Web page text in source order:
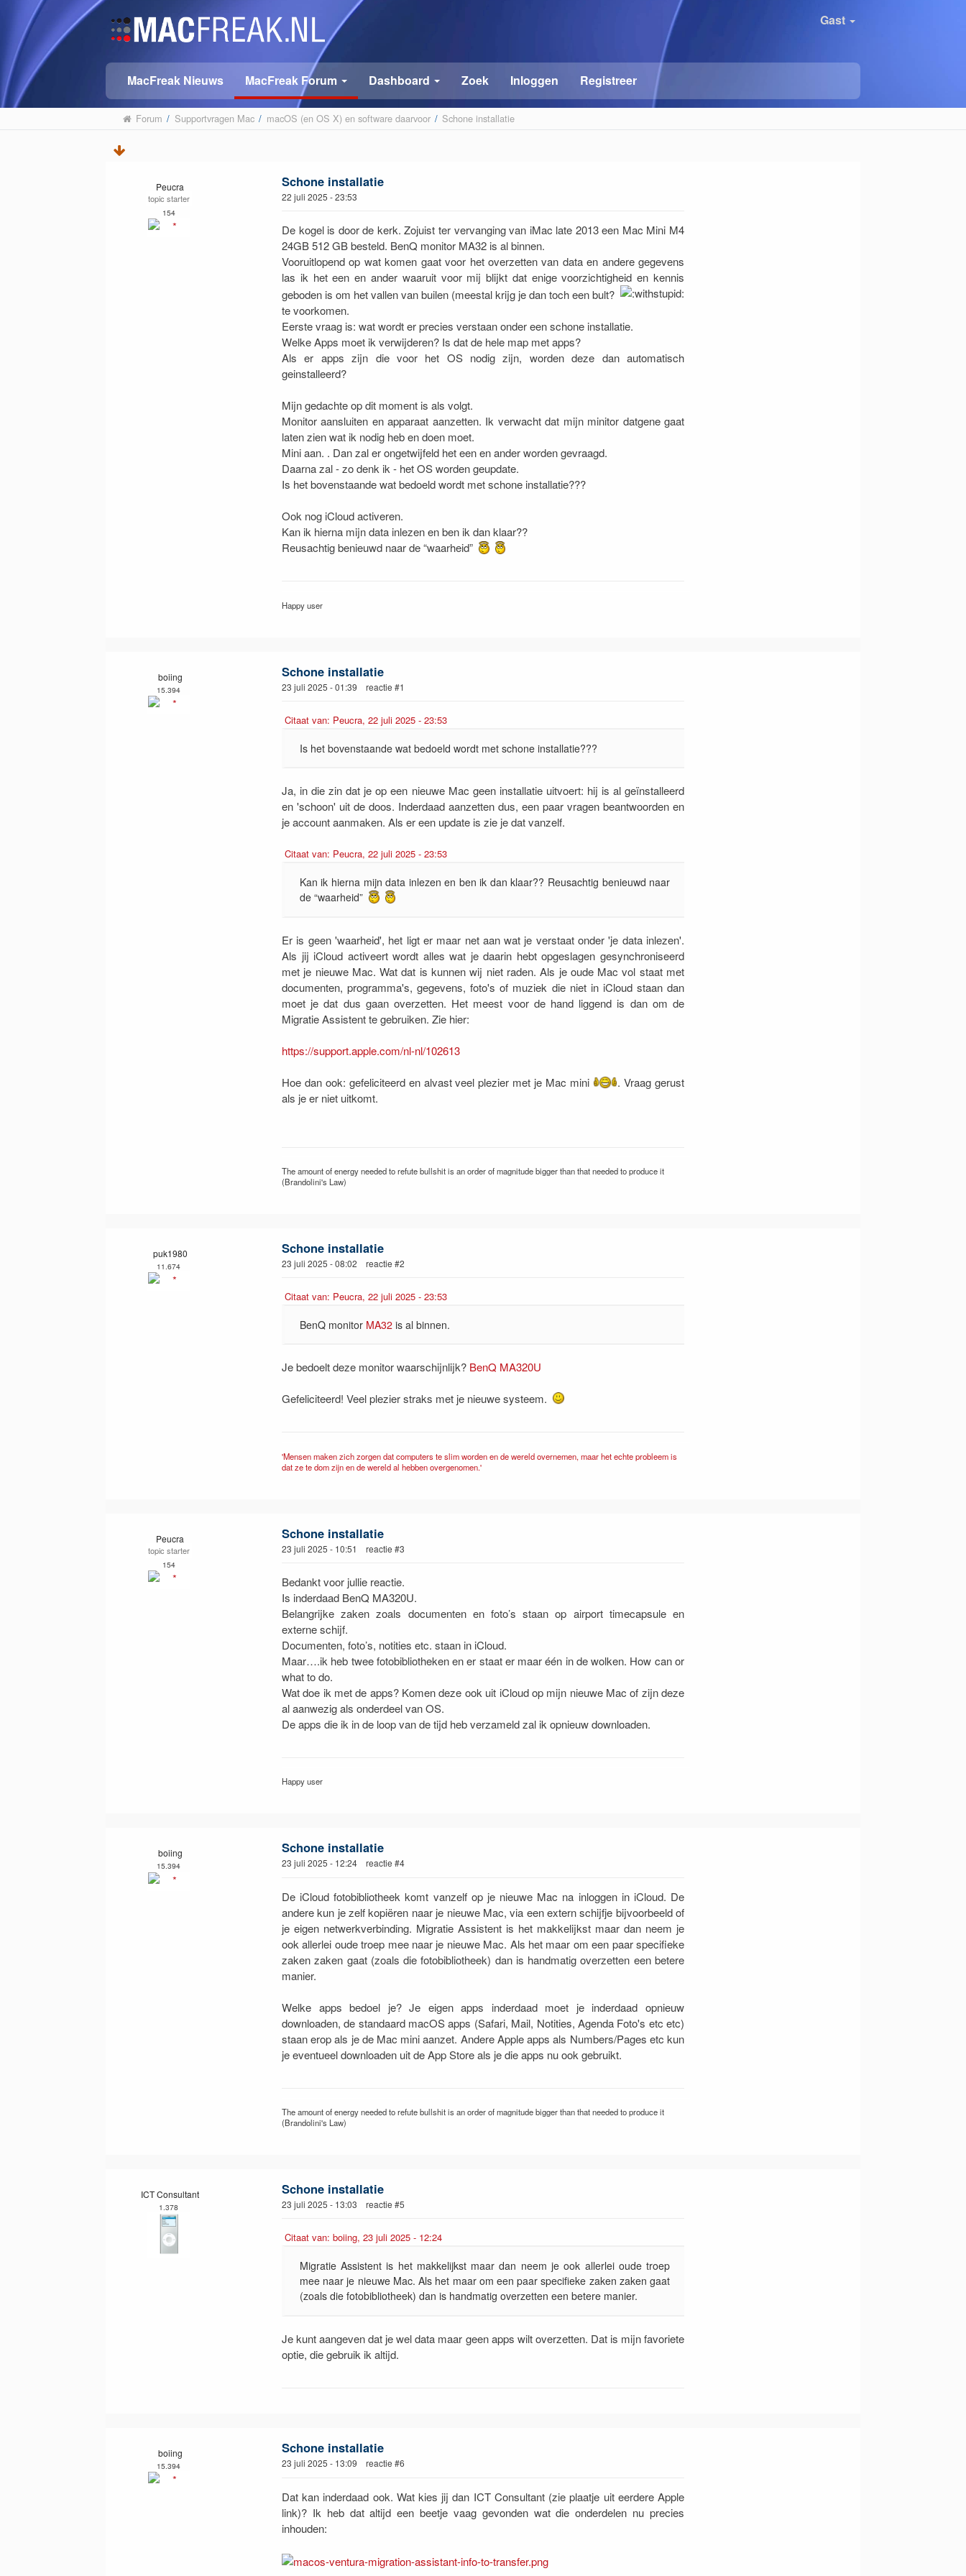
Gast
MacFreak Nieuws MacFreak Forum Dashboard Zoek Inloggen Registreer
Forum / Supportvragen Mac / macOS (en OS X) en software daarvoor / Schone installatie
Peucra
topic starter
154
Schone installatie
22 juli 2025 - 23:53
De kogel is door de kerk. Zojuist ter vervanging van iMac late 2013 een Mac Mini M4
24GB 512 GB besteld. BenQ monitor MA32 is al binnen.
Vooruitlopend op wat komen gaat voor het overzetten van data en andere gegevens
las ik het een en ander waaruit voor mij blijkt dat enige voorzichtigheid en kennis
geboden is om het vallen van builen (meestal krijg je dan toch een bult?
te voorkomen.
Eerste vraag is: wat wordt er precies verstaan onder een schone installatie.
Welke Apps moet ik verwijderen? Is dat de hele map met apps?
Als er apps zijn die voor het OS nodig zijn, worden deze dan automatisch
geinstalleerd?
Mijn gedachte op dit moment is als volgt.
Monitor aansluiten en apparaat aanzetten. Ik verwacht dat mijn minitor datgene gaat
laten zien wat ik nodig heb en doen moet.
Mini aan. . Dan zal er ongetwijfeld het een en ander worden gevraagd.
Daarna zal - zo denk ik - het OS worden geupdate.
Is het bovenstaande wat bedoeld wordt met schone installatie???
Ook nog iCloud activeren.
Kan ik hierna mijn data inlezen en ben ik dan klaar??
Reusachtig benieuwd naar de “waarheid”
Happy user
boiing
15.394
Schone installatie
23 juli 2025 - 01:39 reactie #1
Citaat van: Peucra, 22 juli 2025 - 23:53
Is het bovenstaande wat bedoeld wordt met schone installatie???
Ja, in die zin dat je op een nieuwe Mac geen installatie uitvoert: hij is al geïnstalleerd
en 'schoon' uit de doos. Inderdaad aanzetten dus, een paar vragen beantwoorden en
je account aanmaken. Als er een update is zie je dat vanzelf.
Citaat van: Peucra, 22 juli 2025 - 23:53
Kan ik hierna mijn data inlezen en ben ik dan klaar?? Reusachtig benieuwd naar
de “waarheid”
Er is geen 'waarheid', het ligt er maar net aan wat je verstaat onder 'je data inlezen'.
Als jij iCloud activeert wordt alles wat je daarin hebt opgeslagen gesynchroniseerd
met je nieuwe Mac. Wat dat is kunnen wij niet raden. Als je oude Mac vol staat met
documenten, programma's, gegevens, foto's of muziek die niet in iCloud staan dan
moet je dat dus gaan overzetten. Het meest voor de hand liggend is dan om de
Migratie Assistent te gebruiken. Zie hier:
https://support.apple.com/nl-nl/102613
Hoe dan ook: gefeliciteerd en alvast veel plezier met je Mac mini
. Vraag gerust
als je er niet uitkomt.
The amount of energy needed to refute bullshit is an order of magnitude bigger than that needed to produce it
(Brandolini's Law)
puk1980
11.674
Schone installatie
23 juli 2025 - 08:02 reactie #2
Citaat van: Peucra, 22 juli 2025 - 23:53
BenQ monitor MA32 is al binnen.
Je bedoelt deze monitor waarschijnlijk? BenQ MA320U
Gefeliciteerd! Veel plezier straks met je nieuwe systeem.
'Mensen maken zich zorgen dat computers te slim worden en de wereld overnemen, maar het echte probleem is
dat ze te dom zijn en de wereld al hebben overgenomen.'
Peucra
topic starter
154
Schone installatie
23 juli 2025 - 10:51 reactie #3
Bedankt voor jullie reactie.
Is inderdaad BenQ MA320U.
Belangrijke zaken zoals documenten en foto’s staan op airport timecapsule en
externe schijf.
Documenten, foto’s, notities etc. staan in iCloud.
Maar….ik heb twee fotobibliotheken en er staat er maar één in de wolken. How can or
what to do.
Wat doe ik met de apps? Komen deze ook uit iCloud op mijn nieuwe Mac of zijn deze
al aanwezig als onderdeel van OS.
De apps die ik in de loop van de tijd heb verzameld zal ik opnieuw downloaden.
Happy user
boiing
15.394
Schone installatie
23 juli 2025 - 12:24 reactie #4
De iCloud fotobibliotheek komt vanzelf op je nieuwe Mac na inloggen in iCloud. De
andere kun je zelf kopiëren naar je nieuwe Mac, via een extern schijfje bijvoorbeeld of
je eigen netwerkverbinding. Migratie Assistent is het makkelijkst maar dan neem je
ook allerlei oude troep mee naar je nieuwe Mac. Als het maar om een paar specifieke
zaken zaken gaat (zoals die fotobibliotheek) dan is handmatig overzetten een betere
manier.
Welke apps bedoel je? Je eigen apps inderdaad moet je inderdaad opnieuw
downloaden, de standaard macOS apps (Safari, Mail, Notities, Agenda Foto's etc etc)
staan erop als je de Mac mini aanzet. Andere Apple apps als Numbers/Pages etc kun
je eventueel downloaden uit de App Store als je die apps nu ook gebruikt.
The amount of energy needed to refute bullshit is an order of magnitude bigger than that needed to produce it
(Brandolini's Law)
ICT Consultant
1.378
Schone installatie
23 juli 2025 - 13:03 reactie #5
Citaat van: boiing, 23 juli 2025 - 12:24
Migratie Assistent is het makkelijkst maar dan neem je ook allerlei oude troep
mee naar je nieuwe Mac. Als het maar om een paar specifieke zaken zaken gaat
(zoals die fotobibliotheek) dan is handmatig overzetten een betere manier.
Je kunt aangeven dat je wel data maar geen apps wilt overzetten. Dat is mijn favoriete
optie, die gebruik ik altijd.
boiing
15.394
Schone installatie
23 juli 2025 - 13:09 reactie #6
Dat kan inderdaad ook. Wat kies jij dan ICT Consultant (zie plaatje uit eerdere Apple
link)? Ik heb dat altijd een beetje vaag gevonden wat die onderdelen nu precies
inhouden: